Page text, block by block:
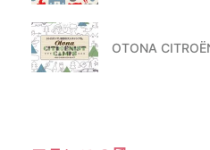
OTONA